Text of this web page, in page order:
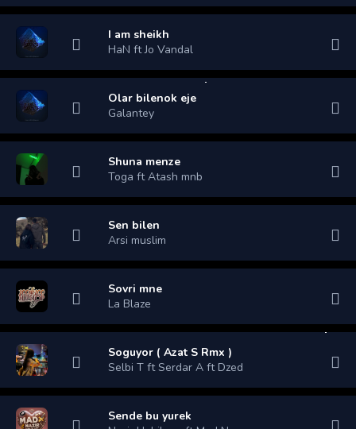
I am sheikh
HaN ft Jo Vandal
Olar bilenok eje
Galantey
Shuna menze
Toga ft Atash mnb
Sen bilen
Arsi muslim
Sovri mne
La Blaze
Soguyor ( Azat S Rmx )
Selbi T ft Serdar A ft Dzed
Sende bu yurek